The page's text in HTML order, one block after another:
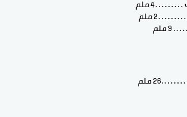
ملم
ملم
ملم